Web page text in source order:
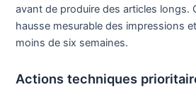
avant de produire des articles longs.
hausse mesurable des impressions
moins de six semaines.
Actions techniques